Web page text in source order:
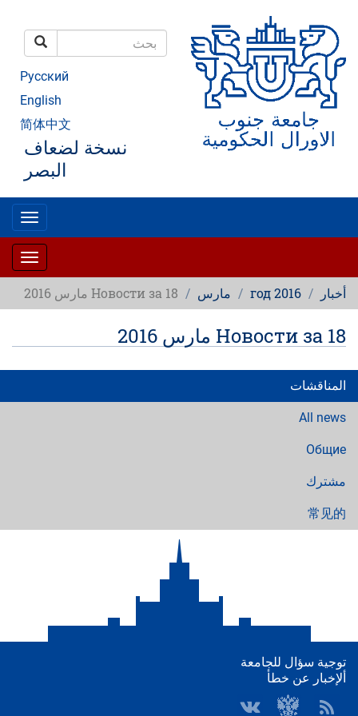
المحتوى
الرئيسي
بحث
Русский
English
简体中文
نسخة لضعاف
البصر
أخبار 2016 год مارس Новости за 18 مارس 2016
Новости за 18 مارس 2016
المناقشات
All news
Общие
مشترك
常见的
توجية سؤال للجامعة
ألإخبار عن خطأ